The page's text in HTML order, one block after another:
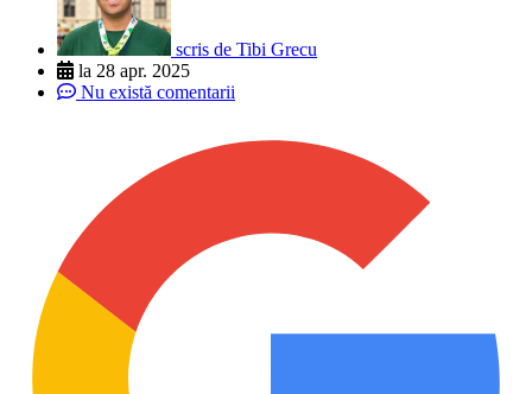
scris de Tibi Grecu
la 28 apr. 2025
Nu există comentarii